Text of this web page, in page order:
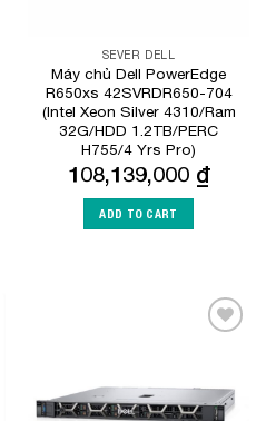
SEVER DELL
Máy chủ Dell PowerEdge
R650xs 42SVRDR650-704
(Intel Xeon Silver 4310/Ram
32G/HDD 1.2TB/PERC
H755/4 Yrs Pro)
108,139,000 ₫
ADD TO CART